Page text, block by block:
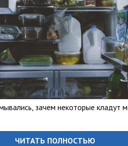
зачем некоторые кладут
ЧИТАТЬ ПОЛНОСТЬЮ